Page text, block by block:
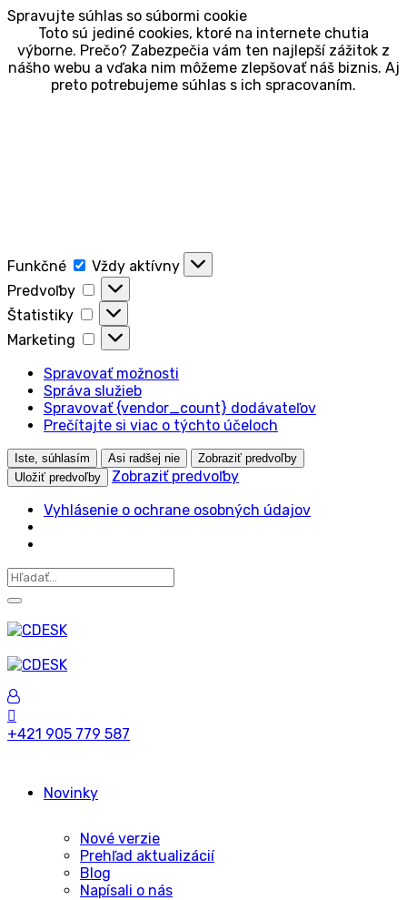
Spravujte súhlas so súbormi cookie
Toto sú jediné cookies, ktoré na internete chutia
výborne. Prečo? Zabezpečia vám ten najlepší zážitok z
nášho webu a vďaka nim môžeme zlepšovať náš biznis. Aj
preto potrebujeme súhlas s ich spracovaním.
Funkčné Funkčné
Vždy aktívny
Predvoľby
Predvoľby
Štatistiky
Štatistiky
Marketing
Marketing
Spravovať možnosti
Správa služieb
Spravovať {vendor_count} dodávateľov
Prečítajte si viac o týchto účeloch
Iste, súhlasím Asi radšej nie
Zobraziť predvoľby
Uložiť predvoľby
Zobraziť predvoľby
Vyhlásenie o ochrane osobných údajov
+421 905 779 587
Novinky
Nové verzie
Prehľad aktualizácií
Blog
Napísali o nás